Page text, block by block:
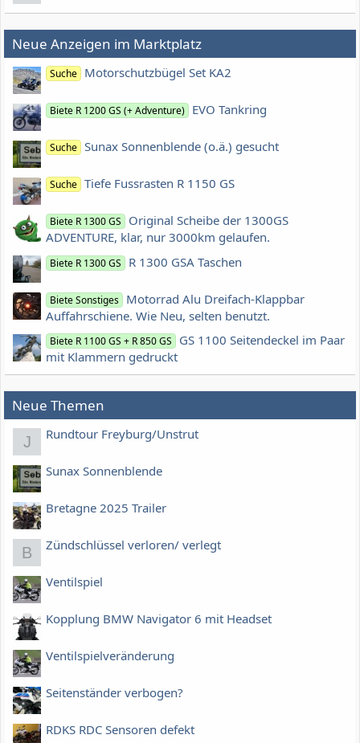
Neue Anzeigen im Marktplatz
Suche Motorschutzbügel Set KA2
Biete R 1200 GS (+ Adventure) EVO Tankring
Suche Sunax Sonnenblende (o.ä.) gesucht
Suche Tiefe Fussrasten R 1150 GS
Biete R 1300 GS
Original Scheibe der 1300GS
ADVENTURE, klar, nur 3000km gelaufen.
Biete R 1300 GS R 1300 GSA Taschen
Biete Sonstiges Motorrad Alu Dreifach-Klappbar
Auffahrschiene. Wie Neu, selten benutzt.
Biete R 1100 GS + R 850 GS
GS 1100 Seitendeckel im Paar
mit Klammern gedruckt
Neue Themen
J Rundtour Freyburg/Unstrut
Sunax Sonnenblende
Bretagne 2025 Trailer
B Zündschlüssel verloren/ verlegt
Ventilspiel
Kopplung BMW Navigator 6 mit Headset
Ventilspielveränderung
Seitenständer verbogen?
RDKS RDC Sensoren defekt